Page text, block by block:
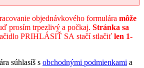
objednávkového formulára môže
prosím trpezlivý a počkaj. Stránka sa
PRIHLÁSIŤ SA stačí stlačiť len 1-
súhlasíš s obchodnými podmienkami a